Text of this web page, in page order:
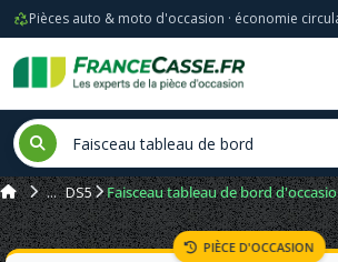
Pièces auto & moto d'occasion · économie
DS5 Faisceau tableau de bord
PIÈCE D'OCCASION